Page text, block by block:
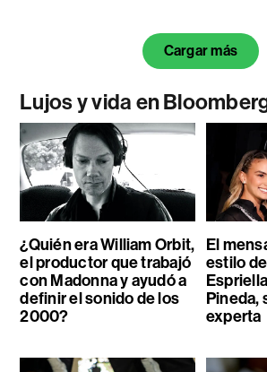
Cargar más
Lujos y vida en
¿Quién era William Orbit,
el productor que trabajó
con Madonna y ayudó a
definir el sonido de los
2000?
El
estilo
Pineda,
experta